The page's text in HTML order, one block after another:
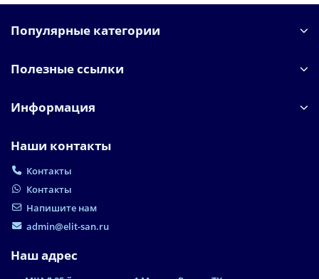
Популярные категории
Полезные ссылки
Информация
Наши контакты
Контакты
Контакты
Напишите нам
admin@elit-san.ru
Наш адрес